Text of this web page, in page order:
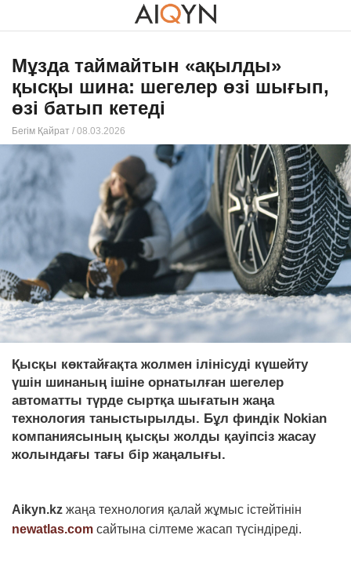
Мұзда таймайтын «ақылды»
қысқы шина: шегелер өзі шығып,
өзі батып кетеді
Бегім Қайрат / 08.03.2026
Қысқы көктайғақта жолмен ілінісуді күшейту
үшін шинаның ішіне орнатылған шегелер
автоматты түрде сыртқа шығатын жаңа
технология таныстырылды. Бұл финдік Nokian
компаниясының қысқы жолды қауіпсіз жасау
жолындағы тағы бір жаңалығы.
Aikyn.kz жаңа технология қалай жұмыс істейтінін
newatlas.com сайтына сілтеме жасап түсіндіреді.